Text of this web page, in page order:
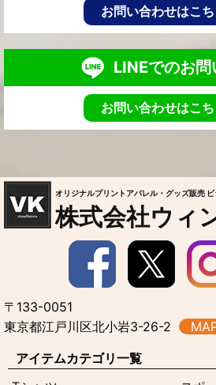
お問い合わせはこ
LINEでのお
お問い合わせはこ
オリジナルプリントアパレル・グッズ販売
株式会社ウィ
〒133-0051
東京都江戸川区北小岩3-26-2
アイテムカテゴリ一覧